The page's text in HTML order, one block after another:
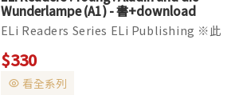
Wunderlampe (A1) - 書+download
multimedia
ELi Readers Series ELi Publishing ※此
系列書籍CD版本已改版，目前國外出貨時
有可能替換成Audio Download線上音檔
下載版本。 ▌全彩印刷，全套分為Yo...
$330
看全系列